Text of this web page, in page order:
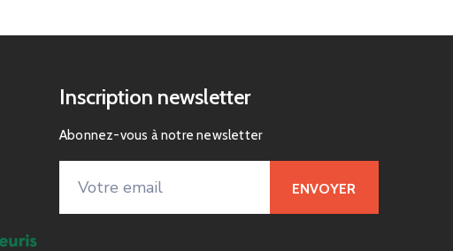
Inscription newsletter
Abonnez-vous à notre newsletter